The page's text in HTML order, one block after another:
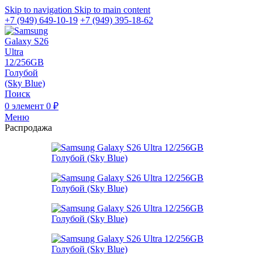
Skip to navigation Skip to main content
+7 (949) 649-10-19 +7 (949) 395-18-62
Поиск
0 элемент 0 ₽
Меню
Распродажа